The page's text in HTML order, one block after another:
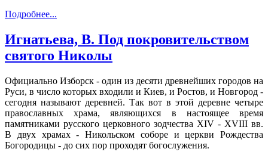
Подробнее...
Игнатьева, В. Под покровительством
святого Николы
Официально Изборск - один из десяти древнейших городов на
Руси, в число которых входили и Киев, и Ростов, и Новгород -
сегодня называют деревней. Так вот в этой деревне четыре
православных храма, являющихся в настоящее время
памятниками русского церковного зодчества XIV - XVIII вв.
В двух храмах - Никольском соборе и церкви Рождества
Богородицы - до сих пор проходят богослужения.